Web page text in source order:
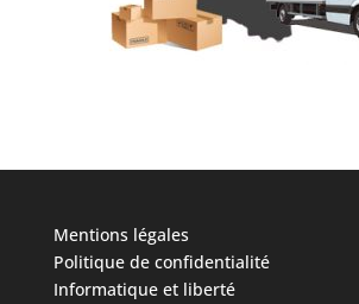
Mentions légales
Politique de confidentialité
Informatique et liberté